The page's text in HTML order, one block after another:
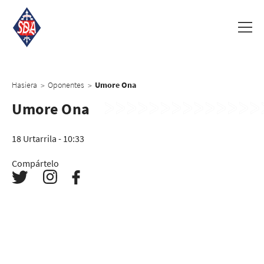
Hasiera > Oponentes > Umore Ona
Umore Ona
18 Urtarrila - 10:33
Compártelo